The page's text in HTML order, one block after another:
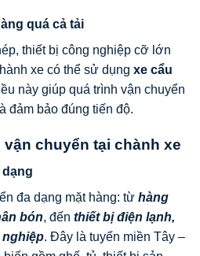
quá cả tải
thiết bị công nghiệp cỡ lớn
xe có thể sử dụng xe cẩu
này giúp quá trình vận chuyển
đảm bảo đúng tiến độ.
chuyển tại chành xe
dạng
đa dạng mặt hàng: từ hàng
bón, đến thiết bị điện lạnh,
nghiệp. Đây là tuyến miền Tây –